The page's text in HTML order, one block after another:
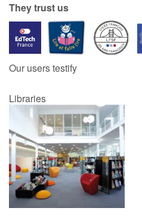
They trust us
Our users testify
Libraries